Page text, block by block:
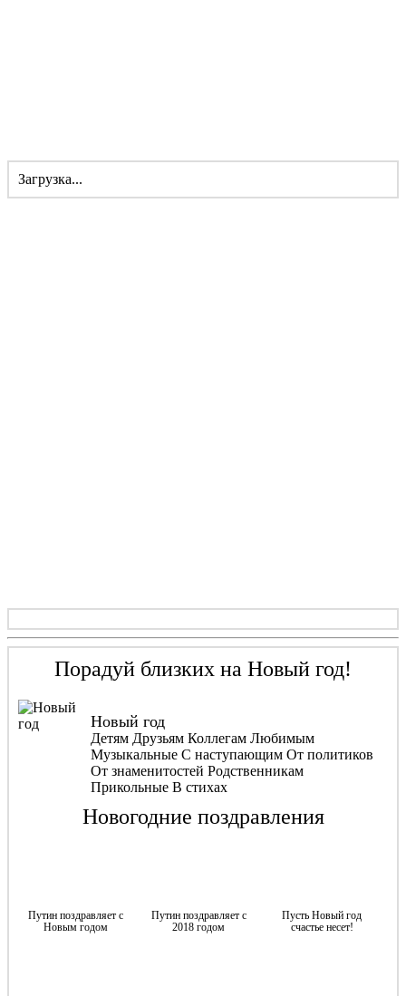
Загрузка...
Порадуй близких на Новый год!
Новый год
Детям Друзьям Коллегам Любимым
Музыкальные С наступающим От политиков
От знаменитостей Родственникам
Прикольные В стихах
Новогодние поздравления
Путин поздравляет с
Новым годом
Путин поздравляет с
2018 годом
Пусть Новый год
cчастье несет!